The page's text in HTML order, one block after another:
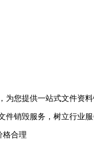
为您提供一站式文件资
件销毁服务，树立行业
格合理